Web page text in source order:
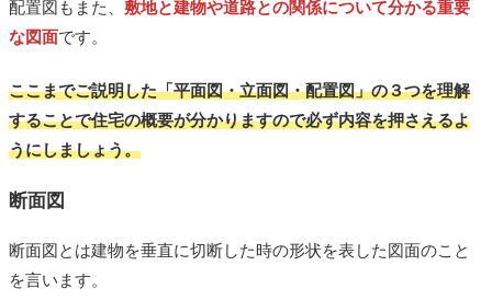
配置図もまた、 敷地と建物や道路との関係について分かる重要
な図面です。
ここまでご説明した「平面図・立面図・配置図」の３つを理解
することで住宅の概要が分かりますので必ず内容を押さえるよ
うにしましょう。
断面図
断面図とは建物を垂直に切断した時の形状を表した図面のこと
を言います。